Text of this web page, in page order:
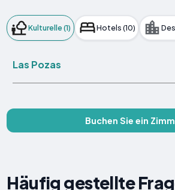
Kulturelle (1) Hotels (10)
Las Pozas
Buchen Sie ein
Häufig gestellte